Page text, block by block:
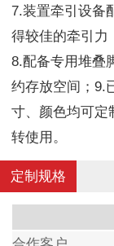
7.装置牵引设备
得较佳的牵引力
8.配备专用堆叠
约存放空间；9.
寸、颜色均可定
转使用。
定制规格